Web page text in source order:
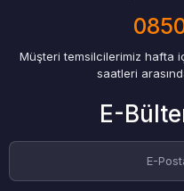
Müşteri temsilcilerimiz hafta
saatleri
E-